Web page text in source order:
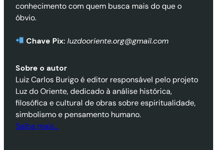
conhecimento com quem busca mais do que o
óbvio.
Chave Pix: luzdooriente.org@gmail.com
Sobre o autor
Luiz Carlos Burigo é editor responsável pelo projeto
Luz do Oriente, dedicado à análise histórica,
filosófica e cultural de obras sobre espiritualidade,
simbolismo e pensamento humano.
Saiba mais…